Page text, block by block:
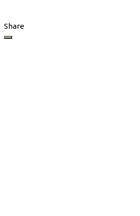
Share